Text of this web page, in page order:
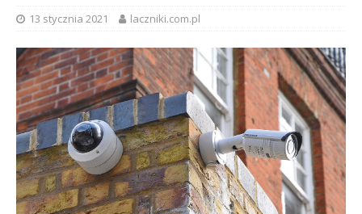
13 stycznia 2021 laczniki.com.pl